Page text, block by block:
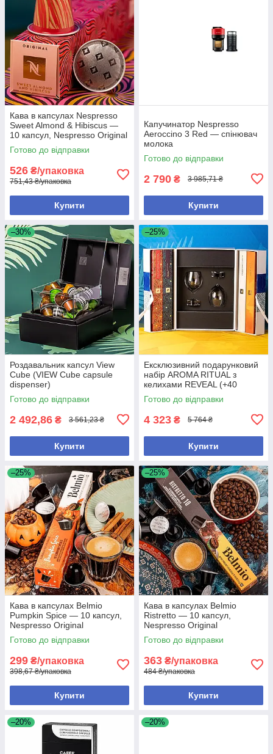
Кава в капсулах Nespresso
Sweet Almond & Hibiscus —
10 капсул, Nespresso Original
Готово до відправки
526 ₴/упаковка
751,43 ₴/упаковка
Купити
Капучинатор Nespresso
Aeroccino 3 Red — спінювач
молока
Готово до відправки
2 790 ₴ 3 985,71 ₴
Купити
–30%
Роздавальник капсул View
Cube (VIEW Cube capsule
dispenser)
Готово до відправки
2 492,86 ₴ 3 561,23 ₴
Купити
–25%
Ексклюзивний подарунковий
набір AROMA RITUAL з
келихами REVEAL (+40
капсул)
Готово до відправки
4 323 ₴ 5 764 ₴
Купити
–25%
Кава в капсулах Belmio
Pumpkin Spice — 10 капсул,
Nespresso Original
Готово до відправки
299 ₴/упаковка
398,67 ₴/упаковка
Купити
–25%
Кава в капсулах Belmio
Ristretto — 10 капсул,
Nespresso Original
Готово до відправки
363 ₴/упаковка
484 ₴/упаковка
Купити
–20% –20%